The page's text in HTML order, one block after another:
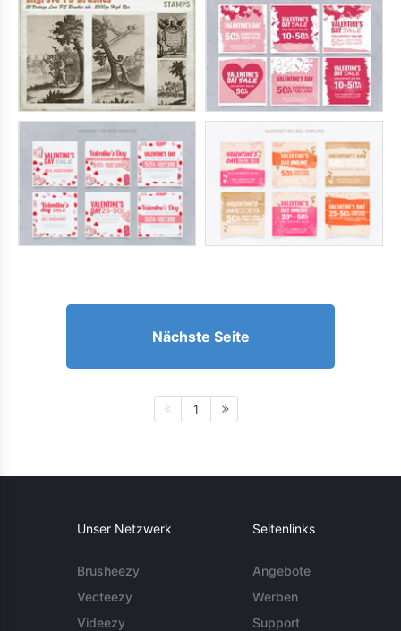
Nächste Seite
1
Unser Netzwerk
Brusheezy
Vecteezy
Videezy
Seitenlinks
Angebote
Werben
Support